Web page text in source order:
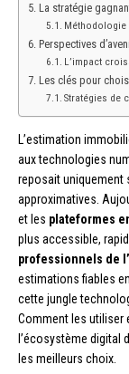
La stratégie
Méthodologie
Perspectives
L’impact
Les clés pour
Stratégies de
L’estimation
aux technologies
reposait uniquement
approximatives.
et les plateformes
plus accessible,
professionnels de
estimations fiables
cette jungle
Comment les utiliser
l’écosystème digital
les meilleurs choix.